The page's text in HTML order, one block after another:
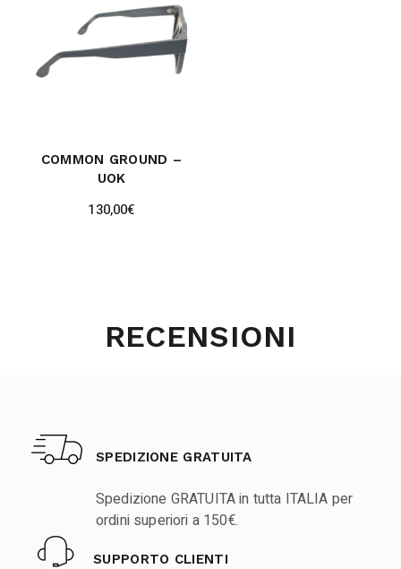
COMMON GROUND –
UOK
130,00€
RECENSIONI
SPEDIZIONE GRATUITA
Spedizione GRATUITA in tutta ITALIA per
ordini superiori a 150€.
SUPPORTO CLIENTI